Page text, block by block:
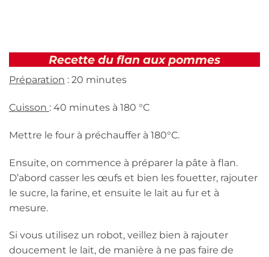
Recette du flan aux pommes
Préparation : 20 minutes
Cuisson : 40 minutes à 180 °C
Mettre le four à préchauffer à 180°C.
Ensuite, on commence à préparer la pâte à flan.
D’abord casser les œufs et bien les fouetter, rajouter
le sucre, la farine, et ensuite le lait au fur et à
mesure.
Si vous utilisez un robot, veillez bien à rajouter
doucement le lait, de manière à ne pas faire de